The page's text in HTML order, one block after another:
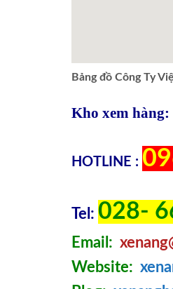
Bảng đồ Công Ty
Kho xem hàng:
HOTLINE :
Tel: 028-
Email:
Website: